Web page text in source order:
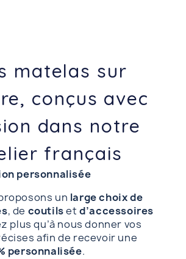
matelas sur
conçus avec
dans notre
français
personnalisée
un large choix de
, de coutilsetd’accessoires
plus qu’à nous donner vos
afin de recevoir une
personnalisée.